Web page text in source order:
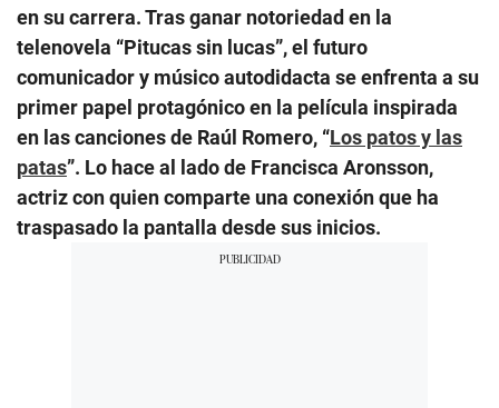
en su carrera. Tras ganar notoriedad en la
telenovela “Pitucas sin lucas”, el futuro
comunicador y músico autodidacta se enfrenta a su
primer papel protagónico en la película inspirada
en las canciones de Raúl Romero, “Los patos y las
patas”. Lo hace al lado de Francisca Aronsson,
actriz con quien comparte una conexión que ha
traspasado la pantalla desde sus inicios.